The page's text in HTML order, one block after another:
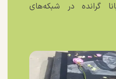
گرانده در شبکه‌های